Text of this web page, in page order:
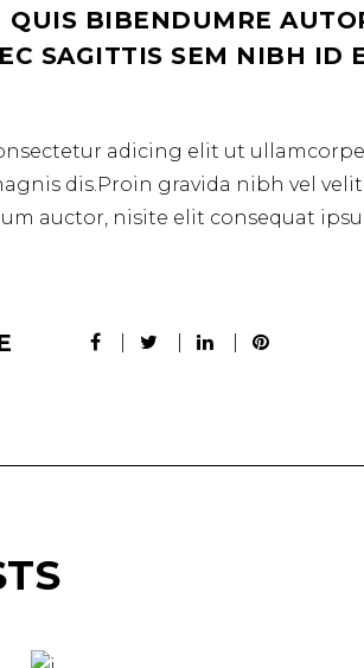
BIBENDUMRE
SAGITTIS SEM NIBH ID
adicing elit ut
dis.Proin gravida nibh vel
auctor, nisite elit consequat